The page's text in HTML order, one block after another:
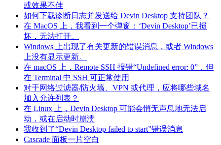
或效果不佳
如何下载诊断日志并发送给 Devin Desktop 支持团队？
在 MacOS 上，我看到一个弹窗：‘Devin Desktop’已损
坏，无法打开。
Windows 上出现了有关更新的错误消息，或者 Windows
上没有显示更新。
在 macOS 上，Remote SSH 报错“Undefined error: 0”，但
在 Terminal 中 SSH 可正常使用
对于网络过滤器/防火墙、VPN 或代理，应将哪些域名
加入允许列表？
在 Linux 上，Devin Desktop 可能会悄无声息地无法启
动，或在启动时崩溃
我收到了“Devin Desktop failed to start”错误消息
Cascade 面板一片空白